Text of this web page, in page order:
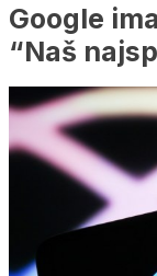
Google
“Naš